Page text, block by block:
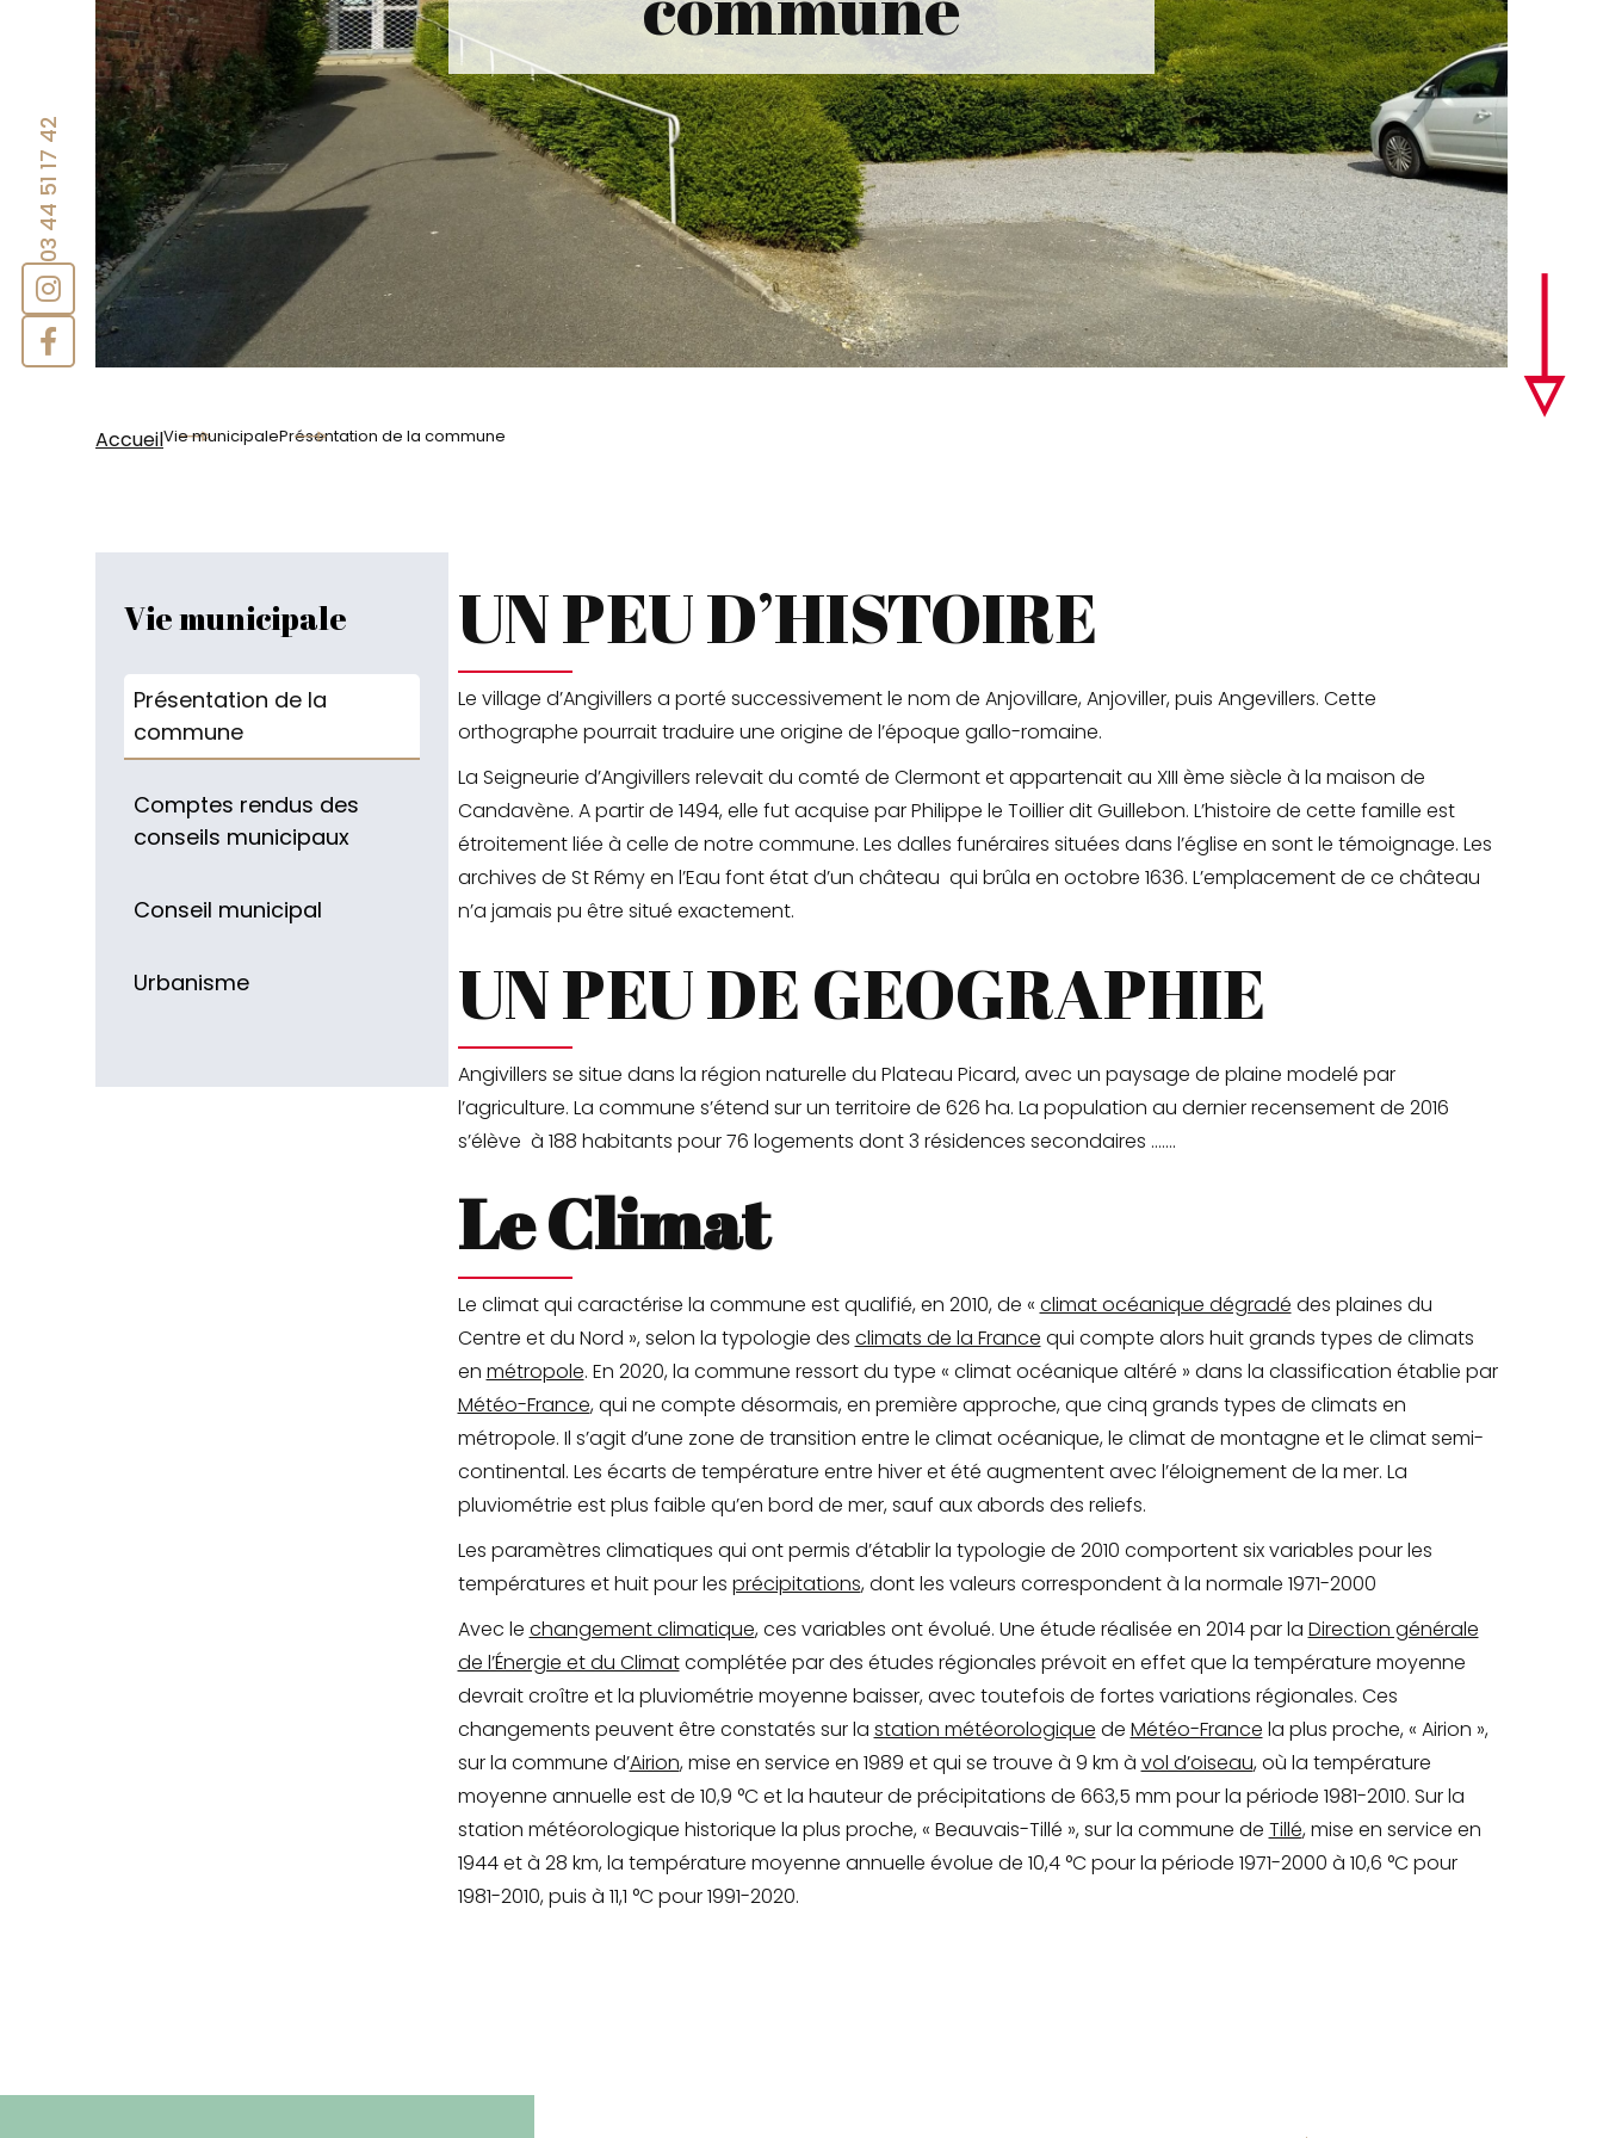
03 44 51 17 42
AccueilVie municipalePrésentation de la commune
Vie municipale
Présentation de la
commune
Comptes rendus des
conseils municipaux
Conseil municipal
Urbanisme
UN PEU D’HISTOIRE
Le village d’Angivillers a porté successivement le nom de Anjovillare, Anjoviller, puis Angevillers. Cette
orthographe pourrait traduire une origine de l’époque gallo-romaine.
La Seigneurie d’Angivillers relevait du comté de Clermont et appartenait au XIII ème siècle à la maison de
Candavène. A partir de 1494, elle fut acquise par Philippe le Toillier dit Guillebon. L’histoire de cette famille est
étroitement liée à celle de notre commune. Les dalles funéraires situées dans l’église en sont le témoignage. Les
archives de St Rémy en l’Eau font état d’un château qui brûla en octobre 1636. L’emplacement de ce château
n’a jamais pu être situé exactement.
UN PEU DE GEOGRAPHIE
Angivillers se situe dans la région naturelle du Plateau Picard, avec un paysage de plaine modelé par
l’agriculture. La commune s’étend sur un territoire de 626 ha. La population au dernier recensement de 2016
s’élève à 188 habitants pour 76 logements dont 3 résidences secondaires …….
Le Climat
Le climat qui caractérise la commune est qualifié, en 2010, de « climat océanique dégradé des plaines du
Centre et du Nord », selon la typologie des climats de la France qui compte alors huit grands types de climats
en métropole. En 2020, la commune ressort du type « climat océanique altéré » dans la classification établie par
Météo-France, qui ne compte désormais, en première approche, que cinq grands types de climats en
métropole. Il s’agit d’une zone de transition entre le climat océanique, le climat de montagne et le climat semi-
continental. Les écarts de température entre hiver et été augmentent avec l’éloignement de la mer. La
pluviométrie est plus faible qu’en bord de mer, sauf aux abords des reliefs.
Les paramètres climatiques qui ont permis d’établir la typologie de 2010 comportent six variables pour les
températures et huit pour les précipitations, dont les valeurs correspondent à la normale 1971-2000
Avec le changement climatique, ces variables ont évolué. Une étude réalisée en 2014 par la Direction générale
de l’Énergie et du Climatcomplétée par des études régionales prévoit en effet que la température moyenne
devrait croître et la pluviométrie moyenne baisser, avec toutefois de fortes variations régionales. Ces
changements peuvent être constatés sur la station météorologique de Météo-France la plus proche, « Airion »,
sur la commune d’Airion, mise en service en 1989 et qui se trouve à 9 km à vol d’oiseau, où la température
moyenne annuelle est de 10,9 °C et la hauteur de précipitations de 663,5 mm pour la période 1981-2010. Sur la
station météorologique historique la plus proche, « Beauvais-Tillé », sur la commune de Tillé, mise en service en
1944 et à 28 km, la température moyenne annuelle évolue de 10,4 °C pour la période 1971-2000 à 10,6 °C pour
1981-2010, puis à 11,1 °C pour 1991-2020.